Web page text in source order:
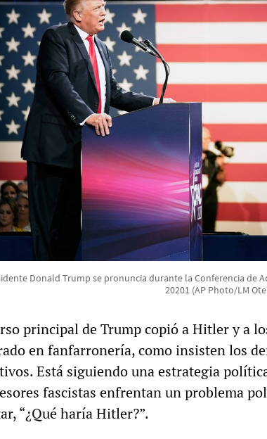
Donald Trump se pronuncia durante la Conferencia de
20201 (AP Photo/LM
principal de Trump copió a Hitler y a
en fanfarronería, como insisten los
Está siguiendo una estrategia
fascistas enfrentan un problema
“¿Qué haría Hitler?”.